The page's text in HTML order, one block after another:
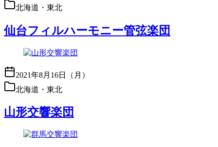
北海道・東北
仙台フィルハーモニー管弦楽団
2021年8月16日（月）
北海道・東北
山形交響楽団